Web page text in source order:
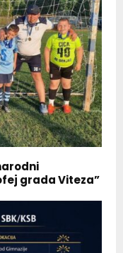
grada Viteza”